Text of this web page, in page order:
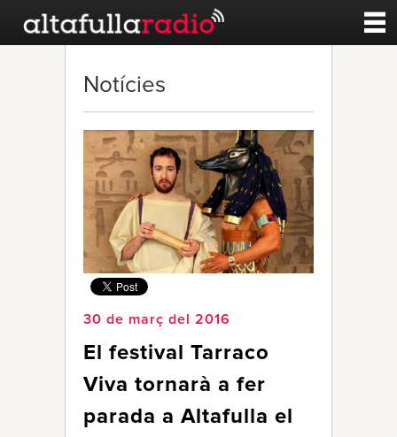
Esports
Noticies
Qui Som
Notícies
30 de març del 2016
El festival Tarraco
Viva tornarà a fer
parada a Altafulla el